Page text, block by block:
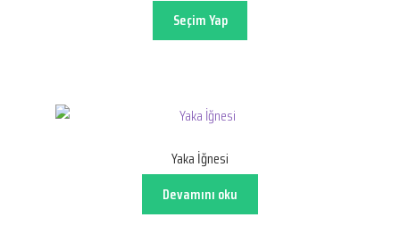
Seçim Yap
Yaka İğnesi
Devamını oku